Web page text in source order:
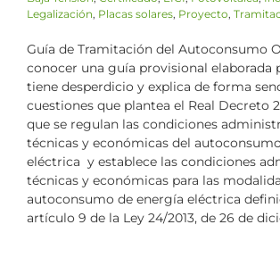
Legalización, Placas solares, Proyecto,
Guía de Tramitación del Autoconsumo
conocer una guía provisional elaborada
tiene desperdicio y explica de forma
cuestiones que plantea el Real Decreto
que se regulan las condiciones
técnicas y económicas del
eléctrica y establece las condiciones
técnicas y económicas para las
autoconsumo de energía eléctrica
artículo 9 de la Ley 24/2013, de 26 de